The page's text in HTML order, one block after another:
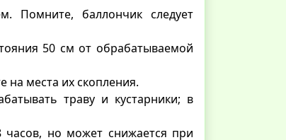
Помните, баллончик следует
50 см от обрабатываемой
на места их скопления.
траву и кустарники; в
часов, но может снижается при